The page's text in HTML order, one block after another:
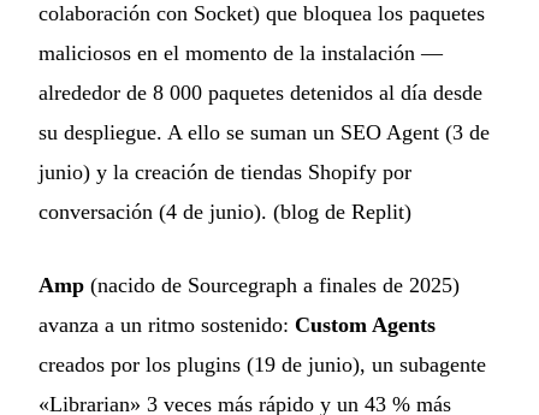
colaboración con Socket) que bloquea los paquetes
maliciosos en el momento de la instalación —
alrededor de 8 000 paquetes detenidos al día desde
su despliegue. A ello se suman un SEO Agent (3 de
junio) y la creación de tiendas Shopify por
conversación (4 de junio). (blog de Replit)
Amp (nacido de Sourcegraph a finales de 2025)
avanza a un ritmo sostenido: Custom Agents
creados por los plugins (19 de junio), un subagente
«Librarian» 3 veces más rápido y un 43 % más